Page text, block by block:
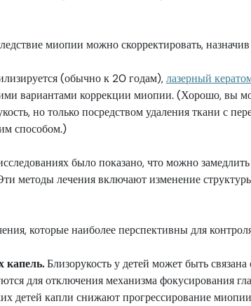
миопии можно скорректировать, назначив
(обычно к 20 годам),лазерный
вариантами коррекции миопии. (Хорошо, вы
но только посредством удаления ткани с
способом.)
было показано, что можно
методы лечения включают изменение
которые наиболее перспективны для
капель.Близорукость у детей может быть
для отключения механизма фокусирования
детей капли снижают прогрессирование